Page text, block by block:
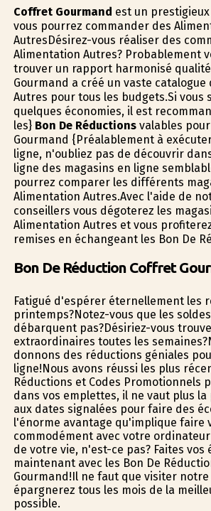
Coffret Gourmand est un
vous pourrez commander des
AutresDésirez-vous réaliser des
Alimentation Autres? Probablement
trouver un rapport harmonisé
Gourmand a créé un vaste
Autres pour tous les budgets.Si vous
quelques économies, il est
les} Bon De Réductionsvalables
Gourmand {Préalablement à
ligne, n'oubliez pas de découvrir
ligne des magasins en ligne
pourrez comparer les différents
Alimentation Autres.Avec l'aide de
conseillers vous dégoterez les
Alimentation Autres et vous
remises en échangeant les Bon De
Bon De Réduction Coffret
Fatigué d'espérer éternellement les
printemps?Notez-vous que les
débarquent pas?Désiriez-vous
extraordinaires toutes les
donnons des réductions géniales
ligne!Nous avons réussi les plus
Réductions et Codes Promotionnels
dans vos emplettes, il ne vaut plus
aux dates signalées pour faire des
l'énorme avantage qu'implique faire
commodément avec votre
de votre vie, n'est-ce pas? Faites vos
maintenant avec les Bon De
Gourmand!Il ne faut que visiter notre
épargnerez tous les mois de la
possible.